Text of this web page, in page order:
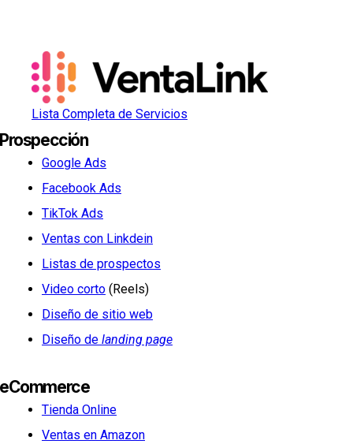
Lista Completa de Servicios
Prospección
Google Ads
Facebook Ads
TikTok Ads
Ventas con Linkdein
Listas de prospectos
Video corto (Reels)
Diseño de sitio web
Diseño de landing page
eCommerce
Tienda Online
Ventas en Amazon